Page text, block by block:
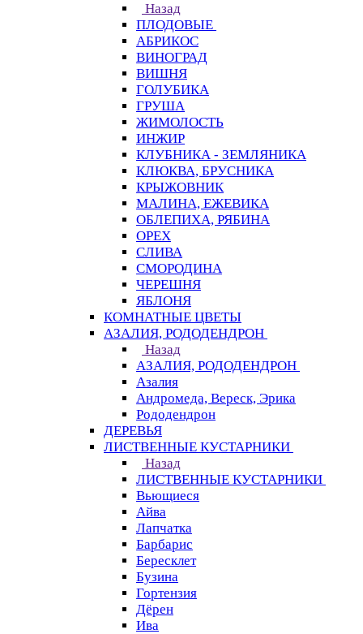
Назад
ПЛОДОВЫЕ
АБРИКОС
ВИНОГРАД
ВИШНЯ
ГОЛУБИКА
ГРУША
ЖИМОЛОСТЬ
ИНЖИР
КЛУБНИКА - ЗЕМЛЯНИКА
КЛЮКВА, БРУСНИКА
КРЫЖОВНИК
МАЛИНА, ЕЖЕВИКА
ОБЛЕПИХА, РЯБИНА
ОРЕХ
СЛИВА
СМОРОДИНА
ЧЕРЕШНЯ
ЯБЛОНЯ
КОМНАТНЫЕ ЦВЕТЫ
АЗАЛИЯ, РОДОДЕНДРОН
Назад
АЗАЛИЯ, РОДОДЕНДРОН
Азалия
Андромеда, Вереск, Эрика
Рододендрон
ДЕРЕВЬЯ
ЛИСТВЕННЫЕ КУСТАРНИКИ
Назад
ЛИСТВЕННЫЕ КУСТАРНИКИ
Вьющиеся
Айва
Лапчатка
Барбарис
Бересклет
Бузина
Гортензия
Дёрен
Ива